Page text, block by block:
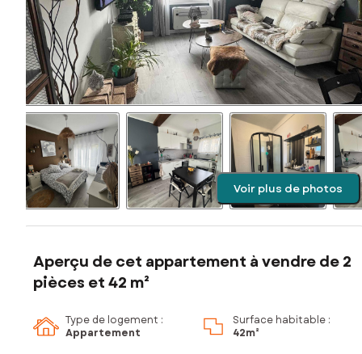
Voir plus de photos
Aperçu de cet appartement à vendre de 2
pièces et 42 m²
Type de logement :
Appartement
Surface habitable :
42m²